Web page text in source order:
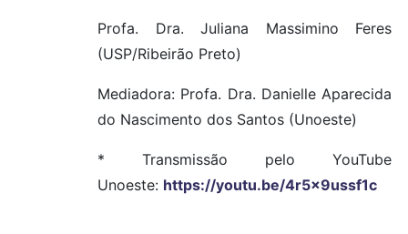
Profa. Dra. Juliana Massimino Feres
(USP/Ribeirão Preto)
Mediadora: Profa. Dra. Danielle Aparecida
do Nascimento dos Santos (Unoeste)
* Transmissão pelo YouTube
Unoeste: https://youtu.be/4r5x9ussf1c